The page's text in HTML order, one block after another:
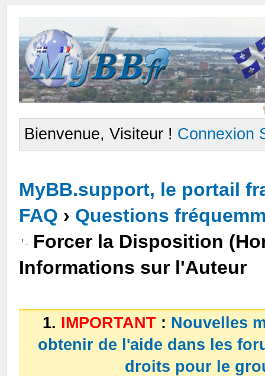
Bienvenue, Visiteur ! Connexion
MyBB.support, le portail
FAQ › Questions
Forcer la Disposition
Informations sur l'Auteur
1. IMPORTANT : Nouvelles
obtenir de l'aide dans les
droits pour le